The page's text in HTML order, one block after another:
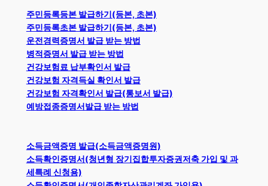
주민등록등본 발급하기(등본, 초본)
주민등록초본 발급하기(등본, 초본)
운전경력증명서 발급 받는 방법
병적증명서 발급 받는 방법
건강보험료 납부확인서 발급
건강보험 자격득실 확인서 발급
건강보험 자격확인서 발급(통보서 발급)
예방접종증명서발급 받는 방법
소득금액증명 발급(소득금액증명원)
소득확인증명서(청년형 장기집합투자증권저축 가입 및 과
세특례 신청용)